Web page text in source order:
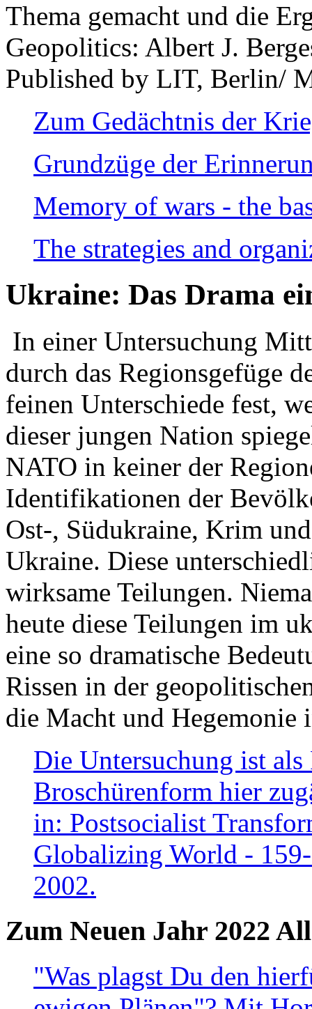
Thema gemacht und die
Geopolitics: Albert J.
Published by LIT, Berlin/
Zum Gedächtnis der
Grundzüge der
Memory of wars - the
The strategies and
Ukraine: Das Drama
In einer Untersuchung
durch das Regionsgefüge
feinen Unterschiede fest,
dieser jungen Nation
NATO in keiner der
Identifikationen der
Ost-, Südukraine, Krim
Ukraine. Diese
wirksame Teilungen.
heute diese Teilungen im
eine so dramatische
Rissen in der
die Macht und Hegemonie
Die Untersuchung ist
Broschürenform hier
in: Postsocialist
Globalizing World -
2002.
Zum Neuen Jahr 2022
"Was plagst Du den